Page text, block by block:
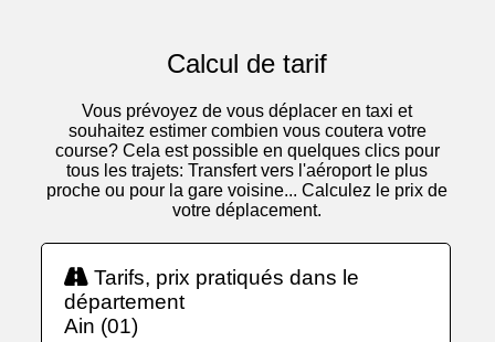
Calcul de tarif
Vous prévoyez de vous déplacer en taxi et
souhaitez estimer combien vous coutera votre
course? Cela est possible en quelques clics pour
tous les trajets: Transfert vers l'aéroport le plus
proche ou pour la gare voisine... Calculez le prix de
votre déplacement.
Tarifs, prix pratiqués dans le
département
Ain (01)